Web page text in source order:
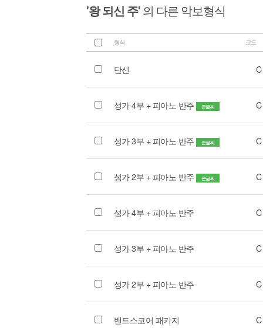
'왕 되신 주'의 다른 악보형식
형식 코드
단선
성가 4부 + 피아노 반주 큰글씨
성가 3부 + 피아노 반주 큰글씨
성가 2부 + 피아노 반주 큰글씨
성가 4부 + 피아노 반주
성가 3부 + 피아노 반주
성가 2부 + 피아노 반주
밴드스코어 패키지